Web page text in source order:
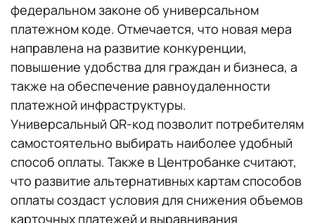
федеральном законе об универсальном
платежном коде. Отмечается, что новая мера
направлена на развитие конкуренции,
повышение удобства для граждан и бизнеса, а
также на обеспечение равноудаленности
платежной инфраструктуры.
Универсальный QR-код позволит потребителям
самостоятельно выбирать наиболее удобный
способ оплаты. Также в Центробанке считают,
что развитие альтернативных картам способов
оплаты создаст условия для снижения объемов
карточных платежей и выравнивания